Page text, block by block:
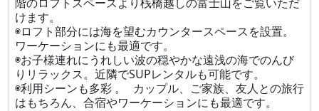
けます。
◉ロフト部分には海を望むカウンタースペースを設置。
ワーケーションにも最適です。
◉お子様連れにうれしい波の穏やかな遠浅の海でのんび
りリラックス。近隣でSUPレンタルも可能です。
◉利用シーンも多彩 。 カップル、ご家族、友人との旅行
はもちろん、合宿やワーケーションにも最適です。